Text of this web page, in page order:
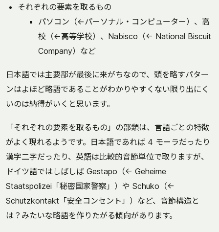
それぞれの要素を取るもの
パソコン（←パーソナル・コンピューター）、高
校（←高等学校）、Nabisco（← National Biscuit
Company）など
日本語では主要部が最後に来がちなので、頭を略すパター
ンはよほど略語であることがわかりやすくない限り出にく
いのは納得がいくと思います。
「それぞれの要素を取るもの」の部類は、言語ごとの特徴
がよく現れるようです。日本語であれば 4 モーラだったり
漢字二字だったり、英語は比較的音節単位で取りますが、
ドイツ語ではしばしば Gestapo（← Geheime
Staatspolizei「秘密国家警察」）や Schuko（←
Schutzkontakt「安全コンセント」）など、音節構造と
は？みたいな略語を作りたがる傾向があります。